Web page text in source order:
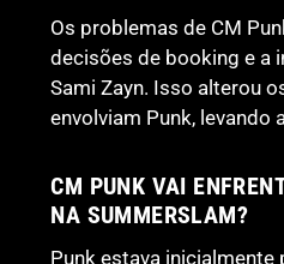
Os problemas de CM
decisões de booking e a
Sami Zayn. Isso alterou
envolviam Punk, levando
CM PUNK VAI
NA SUMMERSLAM?
Punk estava inicialmente